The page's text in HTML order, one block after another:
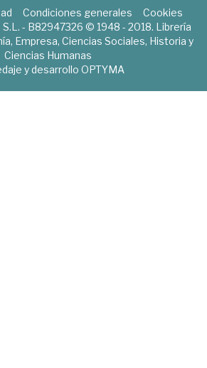
Condiciones generales
Cookies
- B82947326 © 1948 - 2018. Librería
Empresa, Ciencias Sociales, Historia y
Ciencias Humanas
y desarrollo OPTYMA